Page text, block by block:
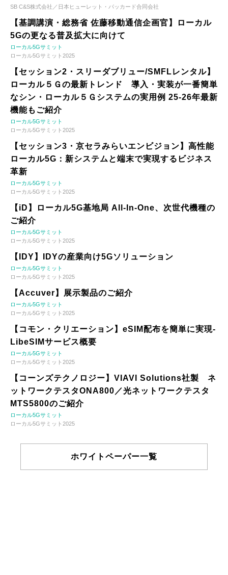
SB C&S株式会社／日本ヒューレット・パッカード合同会社
【基調講演・総務省 佐藤移動通信企画官】ローカル
5Gの更なる普及拡大に向けて
ローカル5Gサミット
ローカル5Gサミット2025
【セッション2・スリーダブリュー/SMFLレンタル】
ローカル５Ｇの最新トレンド 導入・実装が一番簡単
なシン・ローカル５Ｇシステムの実用例 25-26年最新
機能もご紹介
ローカル5Gサミット
ローカル5Gサミット2025
【セッション3・京セラみらいエンビジョン】高性能
ローカル5G：新システムと端末で実現するビジネス
革新
ローカル5Gサミット
ローカル5Gサミット2025
【iD】ローカル5G基地局 All-In-One、次世代機種の
ご紹介
ローカル5Gサミット
ローカル5Gサミット2025
【IDY】IDYの産業向け5Gソリューション
ローカル5Gサミット
ローカル5Gサミット2025
【Accuver】展示製品のご紹介
ローカル5Gサミット
ローカル5Gサミット2025
【コモン・クリエーション】eSIM配布を簡単に実現-
LibeSIMサービス概要
ローカル5Gサミット
ローカル5Gサミット2025
【コーンズテクノロジー】VIAVI Solutions社製 ネ
ットワークテスタONA800／光ネットワークテスタ
MTS5800のご紹介
ローカル5Gサミット
ローカル5Gサミット2025
ホワイトペーパー一覧